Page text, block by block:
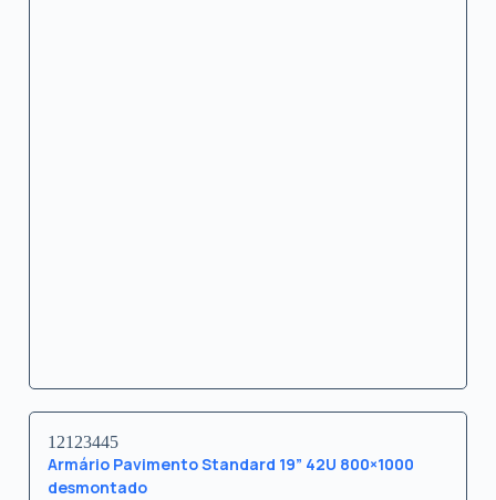
12123445
Armário Pavimento Standard 19” 42U 800×1000
desmontado